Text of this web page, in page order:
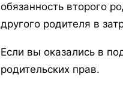
обязанность второго
другого родителя в
Если вы оказались в
родительских прав.